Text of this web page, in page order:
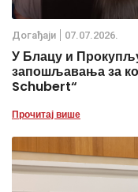
Дoгађаjи 07.07.2026.
У Блацу и
запошљавања за
Schubert“
Прочитај више